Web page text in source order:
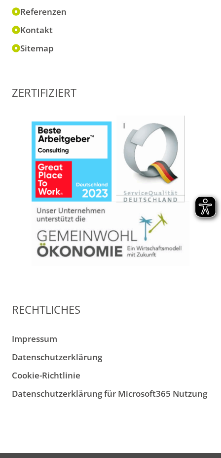
Referenzen
Kontakt
Sitemap
ZERTIFIZIERT
RECHTLICHES
Impressum
Datenschutzerklärung
Cookie-Richtlinie
Datenschutzerklärung für Microsoft365 Nutzung